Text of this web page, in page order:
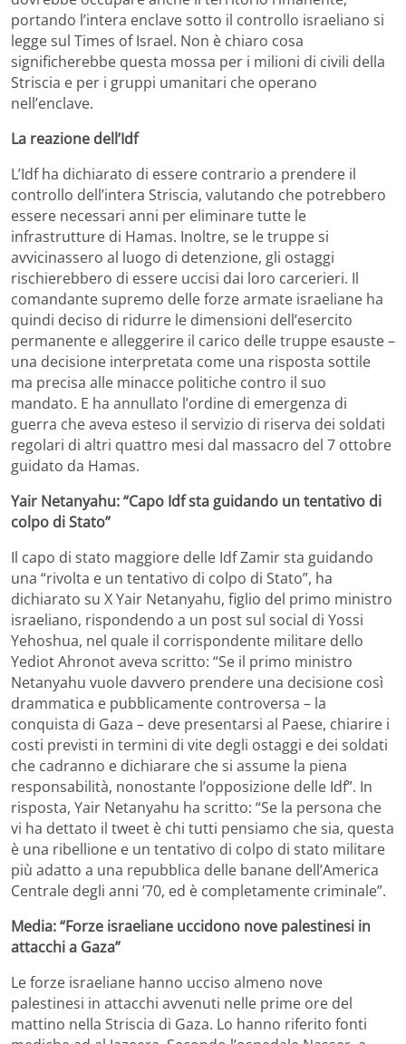
portando l’intera enclave sotto il controllo israeliano si
legge sul Times of Israel. Non è chiaro cosa
significherebbe questa mossa per i milioni di civili della
Striscia e per i gruppi umanitari che operano
nell’enclave.
La reazione dell’Idf
L’Idf ha dichiarato di essere contrario a prendere il
controllo dell’intera Striscia, valutando che potrebbero
essere necessari anni per eliminare tutte le
infrastrutture di Hamas. Inoltre, se le truppe si
avvicinassero al luogo di detenzione, gli ostaggi
rischierebbero di essere uccisi dai loro carcerieri. Il
comandante supremo delle forze armate israeliane ha
quindi deciso di ridurre le dimensioni dell’esercito
permanente e alleggerire il carico delle truppe esauste –
una decisione interpretata come una risposta sottile
ma precisa alle minacce politiche contro il suo
mandato. E ha annullato l’ordine di emergenza di
guerra che aveva esteso il servizio di riserva dei soldati
regolari di altri quattro mesi dal massacro del 7 ottobre
guidato da Hamas.
Yair Netanyahu: “Capo Idf sta guidando un tentativo di
colpo di Stato”
Il capo di stato maggiore delle Idf Zamir sta guidando
una “rivolta e un tentativo di colpo di Stato”, ha
dichiarato su X Yair Netanyahu, figlio del primo ministro
israeliano, rispondendo a un post sul social di Yossi
Yehoshua, nel quale il corrispondente militare dello
Yediot Ahronot aveva scritto: “Se il primo ministro
Netanyahu vuole davvero prendere una decisione così
drammatica e pubblicamente controversa – la
conquista di Gaza – deve presentarsi al Paese, chiarire i
costi previsti in termini di vite degli ostaggi e dei soldati
che cadranno e dichiarare che si assume la piena
responsabilità, nonostante l’opposizione delle Idf”. In
risposta, Yair Netanyahu ha scritto: “Se la persona che
vi ha dettato il tweet è chi tutti pensiamo che sia, questa
è una ribellione e un tentativo di colpo di stato militare
più adatto a una repubblica delle banane dell’America
Centrale degli anni ’70, ed è completamente criminale”.
Media: “Forze israeliane uccidono nove palestinesi in
attacchi a Gaza”
Le forze israeliane hanno ucciso almeno nove
palestinesi in attacchi avvenuti nelle prime ore del
mattino nella Striscia di Gaza. Lo hanno riferito fonti